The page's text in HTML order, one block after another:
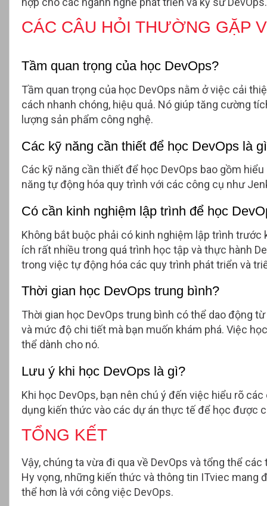
CÁC CÂU HỎI THƯỜNG GẶP
Tầm quan trọng của học DevOps?
Tầm quan trọng của học DevOps nằm ở việc cải
cách nhanh chóng, hiệu quả. Nó giúp tăng cường
lượng sản phẩm công nghệ.
Các kỹ năng cần thiết để học DevOps là
Các kỹ năng cần thiết để học DevOps bao gồm
năng tự động hóa quy trình với các công cụ như
Có cần kinh nghiệm lập trình để học
Không bắt buộc phải có kinh nghiệm lập trình
ích rất nhiều trong quá trình học tập và thực hành
trong việc tự động hóa các quy trình phát triển và
Thời gian học DevOps trung bình?
Thời gian học DevOps trung bình có thể dao động
và mức độ chi tiết mà bạn muốn khám phá. Việc
thể dành cho nó.
Lưu ý khi học DevOps là gì?
Khi học DevOps, bạn nên chú ý đến việc hiểu rõ
dụng kiến thức vào các dự án thực tế để học được
TỔNG KẾT
Vậy, chúng ta vừa đi qua về DevOps và tổng thể
Hy vọng, những kiến thức và thông tin ITviec mang
thể hơn là với công việc DevOps.